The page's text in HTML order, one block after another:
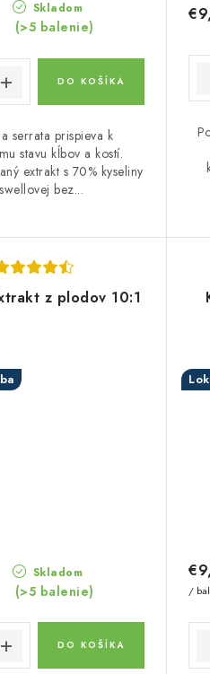
Skladom
(>5 balenie)
DO KOŠÍKA
serrata prispieva k
stavu kĺbov a kostí.
extrakt s 70% kyseliny
bez...
z plodov 10:1
Skladom
(>5 balenie)
DO KOŠÍKA
/